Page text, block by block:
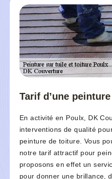
Tarif d’une
En activité en Poulx, DK
interventions de qualité
peinture de toiture. Vous
notre tarif attractif pour
proposons en effet un
pour donner une brillance,